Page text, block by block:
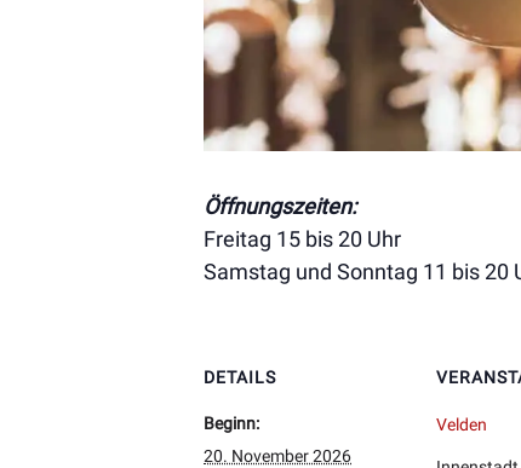
Öffnungszeiten:
Freitag 15 bis 20 Uhr
Samstag und Sonntag 11 bis 20
DETAILS
Beginn:
20. November 2026
Velden